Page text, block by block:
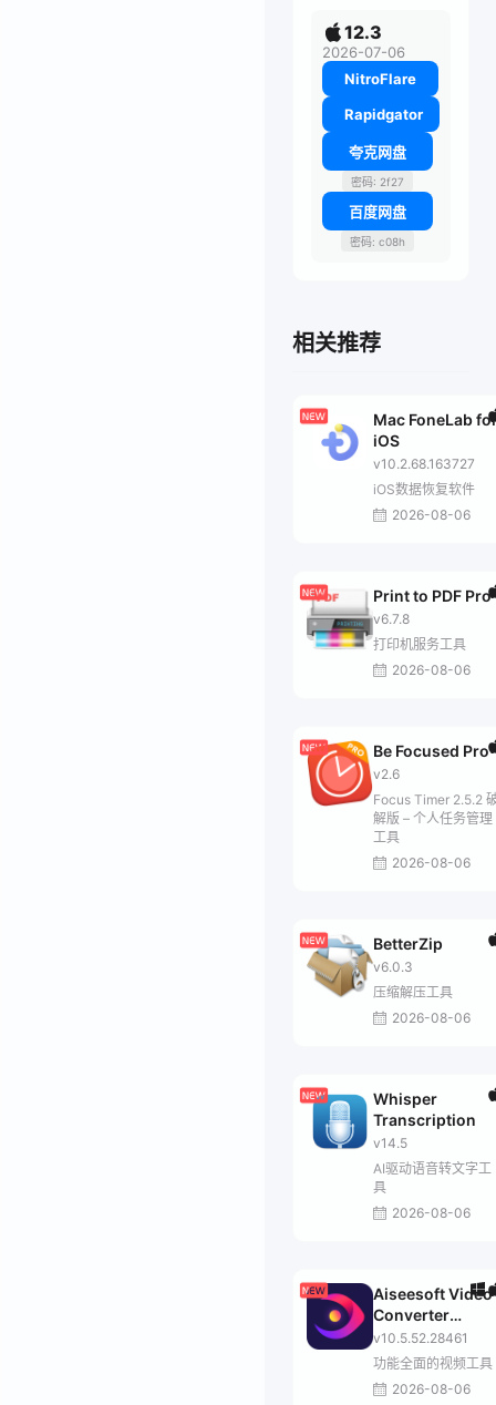
12.3
2026-07-06
NitroFlare
Rapidgator
夸克网盘
密码: 2f27
百度网盘
密码: c08h
相关推荐
Mac FoneLab
iOS
v10.2.68.163727
iOS数据恢复软件
2026-08-06
Print to PDF Pro
v6.7.8
打印机服务工具
2026-08-06
Be Focused Pro
v2.6
Focus Timer 2.5.2
解版 – 个人任务管理
工具
2026-08-06
BetterZip
v6.0.3
压缩解压工具
2026-08-06
Whisper
Transcription
v14.5
AI驱动语音转文字工
具
2026-08-06
Aiseesoft Video
Converter
Ultimate
v10.5.52.28461
功能全面的视频工具
2026-08-06